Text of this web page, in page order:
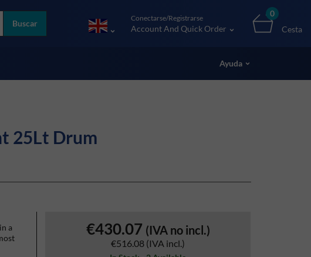
Buscar
Conectarse/Registrarse
Account And Quick Order
0
Cesta
Ayuda
25Lt Drum
€430.07 (IVA no incl.)
€516.08 (IVA incl.)
a